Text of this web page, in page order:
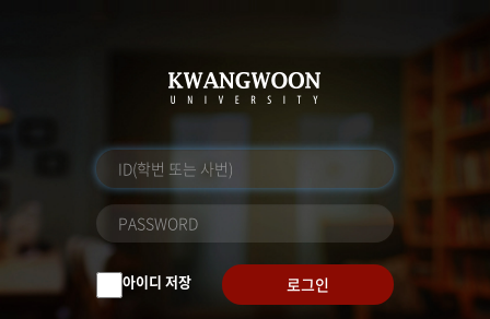
아이디 저장 로그인